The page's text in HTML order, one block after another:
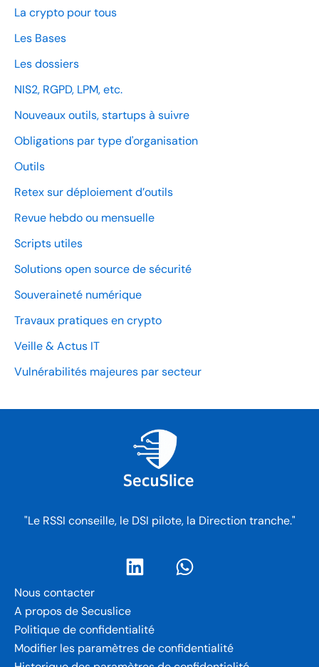
La crypto pour tous
Les Bases
Les dossiers
NIS2, RGPD, LPM, etc.
Nouveaux outils, startups à suivre
Obligations par type d'organisation
Outils
Retex sur déploiement d’outils
Revue hebdo ou mensuelle
Scripts utiles
Solutions open source de sécurité
Souveraineté numérique
Travaux pratiques en crypto
Veille & Actus IT
Vulnérabilités majeures par secteur
"Le RSSI conseille, le DSI pilote, la Direction tranche."
Nous contacter
A propos de Secuslice
Politique de confidentialité
Modifier les paramètres de confidentialité